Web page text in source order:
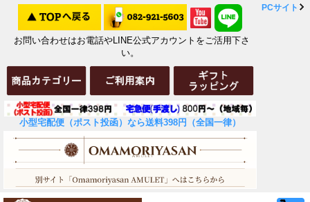
お問い合わせはお電話やLINE公式アカウントをご活用下さ
い。
小型宅配便（ポスト投函）なら送料398円（全国一律）
PCサイト